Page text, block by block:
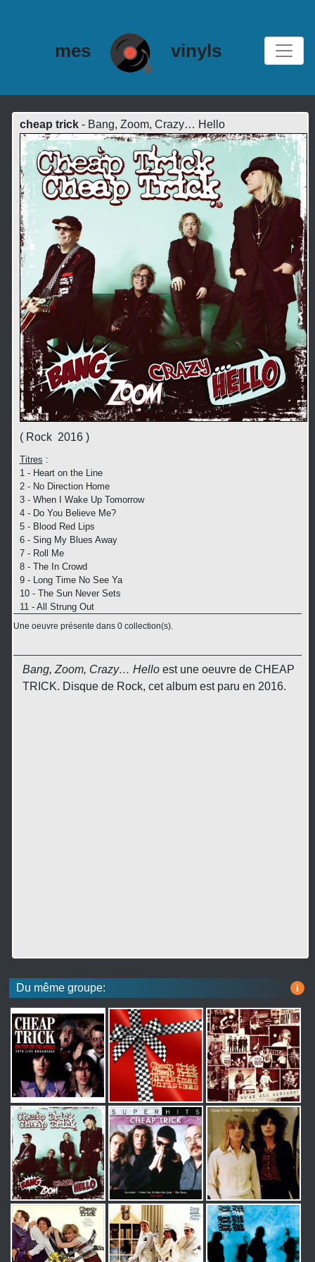
mes vinyls
cheap trick- Bang, Zoom, Crazy… Hello
( Rock 2016 )
Titres :
1 - Heart on the Line
2 - No Direction Home
3 - When I Wake Up Tomorrow
4 - Do You Believe Me?
5 - Blood Red Lips
6 - Sing My Blues Away
7 - Roll Me
8 - The In Crowd
9 - Long Time No See Ya
10 - The Sun Never Sets
11 - All Strung Out
Une oeuvre présente dans 0 collection(s).
Bang, Zoom, Crazy… Helloest une oeuvre de CHEAP
TRICK. Disque de Rock, cet album est paru en 2016.
Du même groupe: i